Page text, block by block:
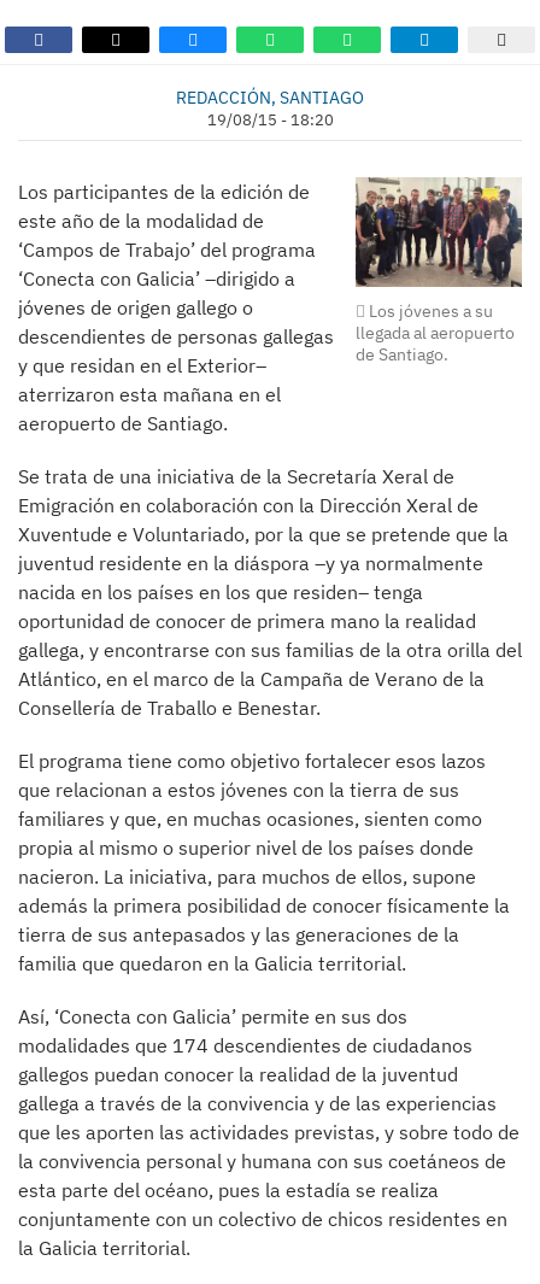
REDACCIÓN, SANTIAGO
19/08/15 - 18:20
Los jóvenes a su
llegada al aeropuerto
de Santiago.
Los participantes de la edición de
este año de la modalidad de
‘Campos de Trabajo’ del programa
‘Conecta con Galicia’ –dirigido a
jóvenes de origen gallego o
descendientes de personas gallegas
y que residan en el Exterior–
aterrizaron esta mañana en el
aeropuerto de Santiago.
Se trata de una iniciativa de la Secretaría Xeral de
Emigración en colaboración con la Dirección Xeral de
Xuventude e Voluntariado, por la que se pretende que la
juventud residente en la diáspora –y ya normalmente
nacida en los países en los que residen– tenga
oportunidad de conocer de primera mano la realidad
gallega, y encontrarse con sus familias de la otra orilla del
Atlántico, en el marco de la Campaña de Verano de la
Consellería de Traballo e Benestar.
El programa tiene como objetivo fortalecer esos lazos
que relacionan a estos jóvenes con la tierra de sus
familiares y que, en muchas ocasiones, sienten como
propia al mismo o superior nivel de los países donde
nacieron. La iniciativa, para muchos de ellos, supone
además la primera posibilidad de conocer físicamente la
tierra de sus antepasados y las generaciones de la
familia que quedaron en la Galicia territorial.
Así, ‘Conecta con Galicia’ permite en sus dos
modalidades que 174 descendientes de ciudadanos
gallegos puedan conocer la realidad de la juventud
gallega a través de la convivencia y de las experiencias
que les aporten las actividades previstas, y sobre todo de
la convivencia personal y humana con sus coetáneos de
esta parte del océano, pues la estadía se realiza
conjuntamente con un colectivo de chicos residentes en
la Galicia territorial.